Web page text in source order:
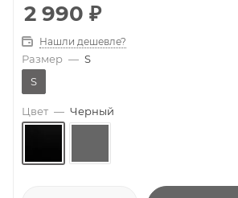
2 990 ₽
Нашли дешевле?
Размер — S
S
Цвет — Черный